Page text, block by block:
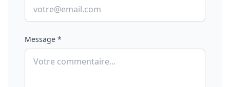
Message *